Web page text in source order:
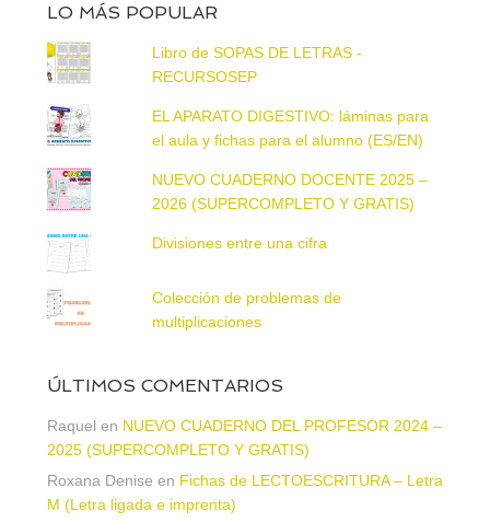
LO MÁS POPULAR
Libro de SOPAS DE LETRAS -
RECURSOSEP
EL APARATO DIGESTIVO: láminas para
el aula y fichas para el alumno (ES/EN)
NUEVO CUADERNO DOCENTE 2025 –
2026 (SUPERCOMPLETO Y GRATIS)
Divisiones entre una cifra
Colección de problemas de
multiplicaciones
ÚLTIMOS COMENTARIOS
Raquel en NUEVO CUADERNO DEL PROFESOR 2024 –
2025 (SUPERCOMPLETO Y GRATIS)
Roxana Denise en Fichas de LECTOESCRITURA – Letra
M (Letra ligada e imprenta)